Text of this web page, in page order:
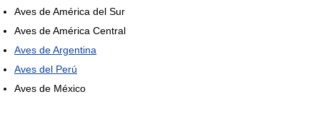
Aves de América del Sur
Aves de América Central
Aves de Argentina
Aves del Perú
Aves de México